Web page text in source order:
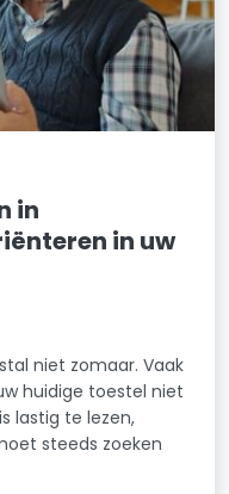
in
in uw
niet zomaar. Vaak
huidige toestel niet
lastig te lezen,
steeds zoeken